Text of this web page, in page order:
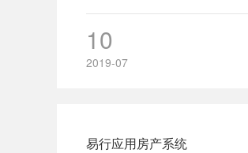
10
2019-07
易行应用房产系统